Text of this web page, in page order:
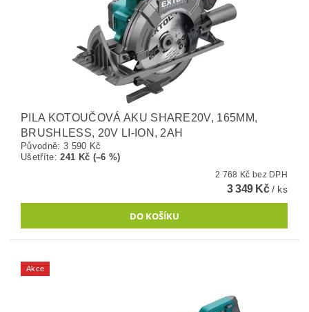
PILA KOTOUČOVÁ AKU SHARE20V, 165MM,
BRUSHLESS, 20V LI-ION, 2AH
Původně: 3 590 Kč
Ušetříte:241 Kč (–6 %)
2 768 Kč bez DPH
3 349 Kč/ ks
Akce